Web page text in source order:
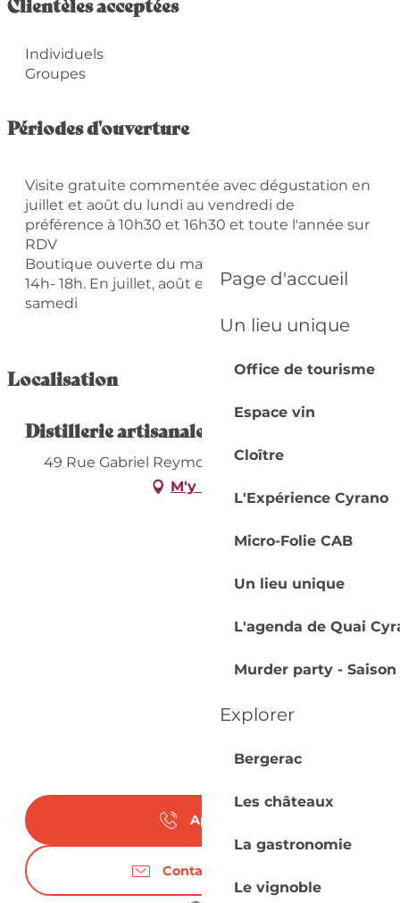
Page d'accueil
Un lieu unique
Office de tourisme
Espace vin
Cloître
L'Expérience Cyrano
Micro-Folie CAB
Un lieu unique
L'agenda de Quai
Murder party - Saison
Explorer
Bergerac
Les châteaux
La gastronomie
Le vignoble
Individuels
Groupes
Périodes d'ouverture
Visite gratuite commentée avec dégustation en
juillet et août du lundi au vendredi de
préférence à 10h30 et 16h30 et toute l'année sur
RDV
Boutique ouverte du mardi au samedi 8h30-12h /
14h- 18h. En juillet, août et décembre, du lundi au
samedi
Localisation
Distillerie artisanale Clovis Reymond
49 Rue Gabriel Reymond, 24140 Villamblard
M'y rendre
Appeler
Contactez-nous